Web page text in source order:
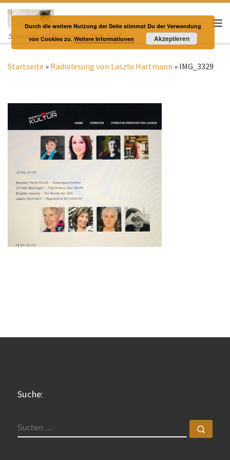
Zum Inhalt springen
Schreiben ist Küssen mit dem Kopf
Startseite » Radiolesung von Laszlo Hartmann » IMG_3329
Suche:
SUCHE
Durch die weitere Nutzung der Seite stimmst Du der Verwendung
von Cookies zu.Weitere Informationen Akzeptieren